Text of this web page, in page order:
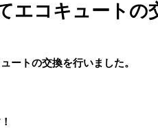
エコキュートの
ートの交換を行いました。